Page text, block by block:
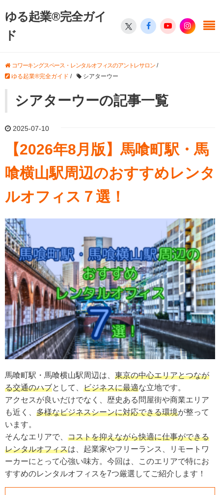
ゆる起業®完全ガイ
ド
コワーキングスペース・レンタルオフィスのアントレサロン/
ゆる起業®完全ガイド / シアターウー
シアターウーの記事一覧
2025-07-10
【2026年8月版】馬喰町駅・馬
喰横山駅周辺のおすすめレンタ
ルオフィス７選！
馬喰町駅・馬喰横山駅周辺は、 東京の中心エリアとつなが
る交通のハブとして、 ビジネスに最適な立地です。
アクセスが良いだけでなく、歴史ある問屋街や商業エリア
も近く、 多様なビジネスシーンに対応できる環境が整って
います。
そんなエリアで、 コストを抑えながら快適に仕事ができる
レンタルオフィスは、起業家やフリーランス、リモートワ
ーカーにとって心強い味方。今回は、このエリアで特にお
すすめのレンタルオフィスを7つ厳選してご紹介します！